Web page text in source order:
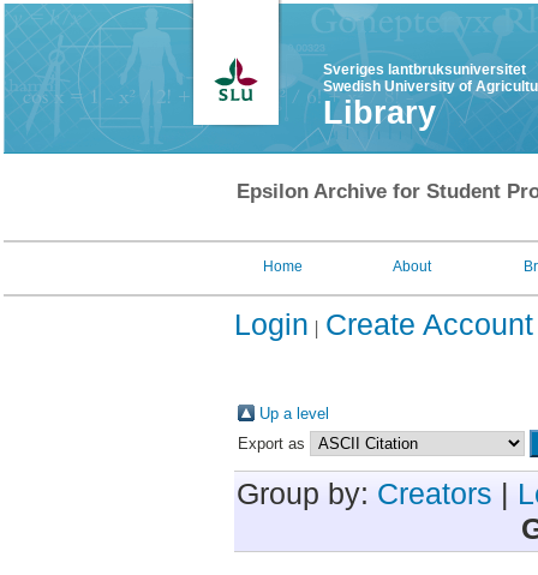
Sveriges lantbruksuniversitet
Swedish University of
Library
Epsilon Archive for Student
Home About
Login Create Account
Up a level
Export as
Group by: Creators |